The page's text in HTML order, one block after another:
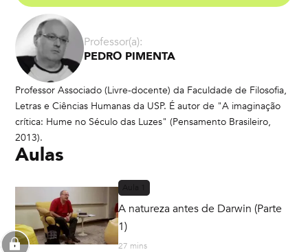
Professor(a):
PEDRO PIMENTA
Professor Associado (Livre-docente) da Faculdade de Filosofia,
Letras e Ciências Humanas da USP. É autor de "A imaginação
crítica: Hume no Século das Luzes" (Pensamento Brasileiro,
2013).
Aulas
A natureza antes de Darwin (Parte
1)
27 mins